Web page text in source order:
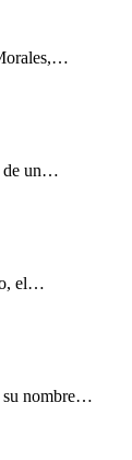
de un…
el…
su nombre…